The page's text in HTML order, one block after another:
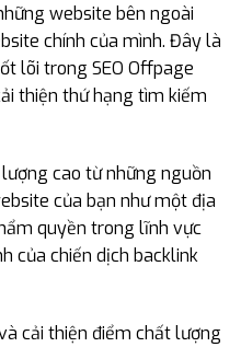
website bên ngoài
chính của mình. Đây là
lõi trong SEO Offpage
thiện thứ hạng tìm kiếm
cao từ những nguồn
của bạn như một địa
quyền trong lĩnh vực
của chiến dịch backlink
cải thiện điểm chất lượng